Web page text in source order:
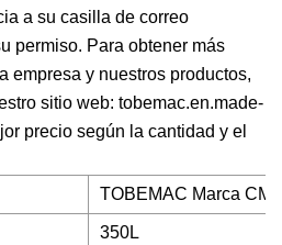
a su casilla de correo
permiso. Para obtener más
empresa y nuestros productos,
sitio web: tobemac.en.made-
precio según la cantidad y el
TOBEMAC Marca
350L